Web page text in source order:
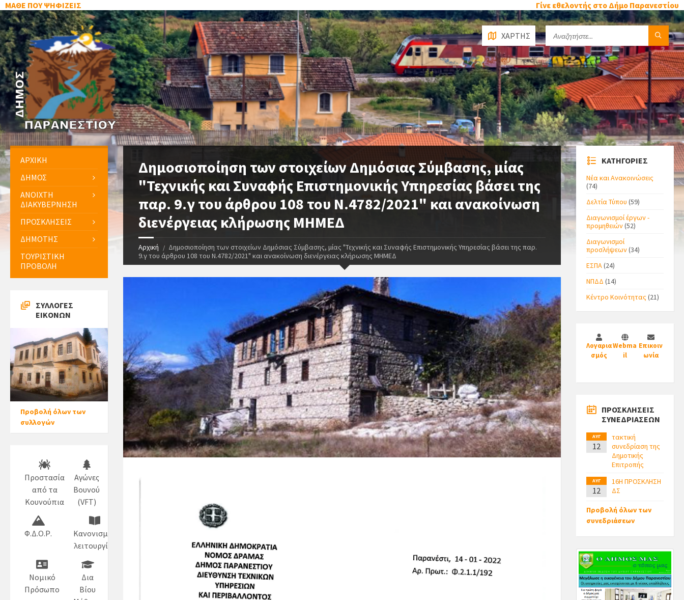
ΜΑΘΕ ΠΟΥ ΨΗΦΙΖΕΙΣ Γίνε εθελοντής στο Δήμο Παρανεστίου
ΧΑΡΤΗΣ
Δημοσιοποίηση των στοιχείων Δημόσιας Σύμβασης, μίας
"Τεχνικής και Συναφής Επιστημονικής Υπηρεσίας βάσει της
παρ. 9.γ του άρθρου 108 του Ν.4782/2021" και ανακοίνωση
διενέργειας κλήρωσης ΜΗΜΕΔ
Αρχική
Δημοσιοποίηση των στοιχείων Δημόσιας Σύμβασης, μίας "Τεχνικής και Συναφής Επιστημονικής Υπηρεσίας βάσει της παρ.
9.γ του άρθρου 108 του Ν.4782/2021" και ανακοίνωση διενέργειας κλήρωσης ΜΗΜΕΔ
ΑΡΧΙΚΗ
ΔΗΜΟΣ
ΑΝΟΙΧΤΗ
ΔΙΑΚΥΒΕΡΝΗΣΗ
ΠΡΟΣΚΛΗΣΕΙΣ
ΔΗΜΟΤΗΣ
ΤΟΥΡΙΣΤΙΚΗ
ΠΡΟΒΟΛΗ
ΣΥΛΛΟΓΕΣ
ΕΙΚΟΝΩΝ
Προβολή όλων των
συλλογών
Προστασία
από τα
Κουνούπια
Αγώνες
Βουνού
(VFT)
Φ.Δ.Ο.Ρ.
Κανονισμός
λειτουργίας
Νομικό
Πρόσωπο
Δια
Βίου
ΚΑΤΗΓΟΡΙΕΣ
Νέα και Ανακοινώσεις
(74)
Δελτία Τύπου (59)
Διαγωνισμοί έργων -
προμηθειών(52)
Διαγωνισμοί
προσλήψεων(34)
ΕΣΠΑ(24)
ΝΠΔΔ (14)
Κέντρο Κοινότητας(21)
Λογαρια
σμός
Webma
il
Επικοιν
ωνία
ΠΡΟΣΚΛΗΣΕΙΣ
ΣΥΝΕΔΡΙΑΣΕΩΝ
ΑΥΓ
12
τακτική
συνεδρίαση της
Δημοτικής
Επιτροπής
ΑΥΓ
12
16Η ΠΡΟΣΚΛΗΣΗ
ΔΣ
Προβολή όλων των
συνεδριάσεων